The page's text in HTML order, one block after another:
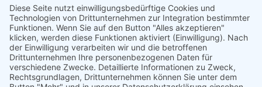
Freitag: 9:00 - 12:00 Uhr
START